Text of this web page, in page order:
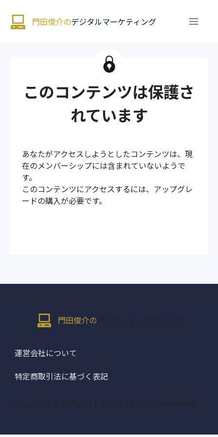
門田俊介のデジタルマーケティング
このコンテンツは保護さ
れています
あなたがアクセスしようとしたコンテンツは、現
在のメンバーシップには含まれていないようで
す。
このコンテンツにアクセスするには、アップグレ
ードの購入が必要です。
門田俊介の デジタルマーケティング
運営会社について
特定商取引法に基づく表記
Copyright © 株式会社トポロジ All Rights Reserved.